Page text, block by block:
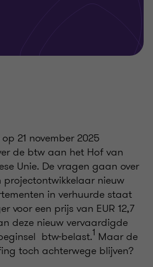
21 november 2025
de btw aan het Hof van
Unie. De vragen gaan over
projectontwikkelaar nieuw
in verhuurde staat
voor een prijs van EUR 12,7
deze nieuw vervaardigde
btw-belast.1 Maar de
toch achterwege blijven?